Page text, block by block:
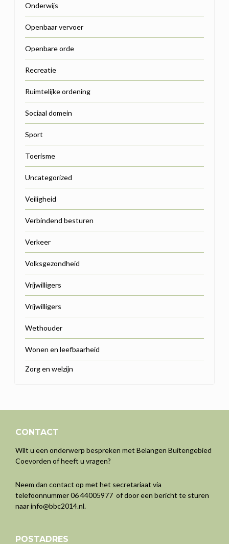
Onderwijs
Openbaar vervoer
Openbare orde
Recreatie
Ruimtelijke ordening
Sociaal domein
Sport
Toerisme
Uncategorized
Veiligheid
Verbindend besturen
Verkeer
Volksgezondheid
Vrijwilligers
Vrijwilligers
Wethouder
Wonen en leefbaarheid
Zorg en welzijn
CONTACT
Wilt u een onderwerp bespreken met Belangen Buitengebied
Coevorden of heeft u vragen?
Neem dan contact op met het secretariaat via
telefoonnummer 06 44005977 of door een bericht te sturen
naarinfo@bbc2014.nl.
POSTADRES